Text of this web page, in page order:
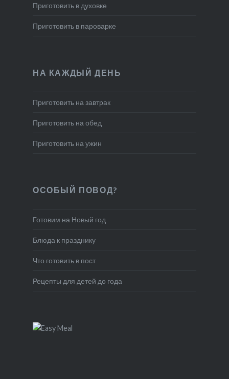
Приготовить в духовке
Приготовить в пароварке
НА КАЖДЫЙ ДЕНЬ
Приготовить на завтрак
Приготовить на обед
Приготовить на ужин
ОСОБЫЙ ПОВОД?
Готовим на Новый год
Блюда к празднику
Что готовить в пост
Рецепты для детей до года